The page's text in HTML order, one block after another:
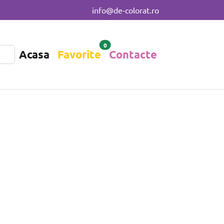
info@de-colorat.ro
Acasa Favorite
0
Contacte